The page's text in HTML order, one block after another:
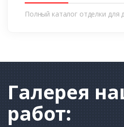
Полный каталог отделки для
Галерея
работ: